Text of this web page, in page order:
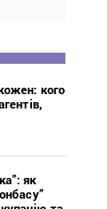
кого
як